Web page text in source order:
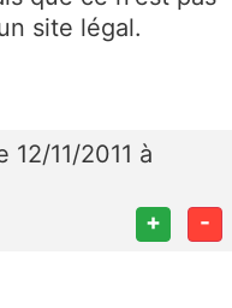
site légal.
12/11/2011 à
+ -